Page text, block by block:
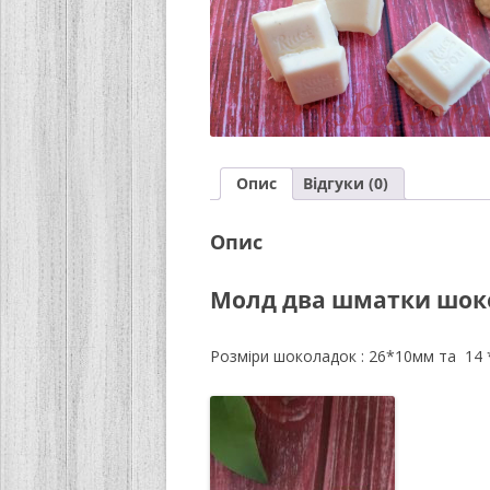
Опис Відгуки (0)
Опис
Молд два шматки
Розміри шоколадок : 26*10мм та